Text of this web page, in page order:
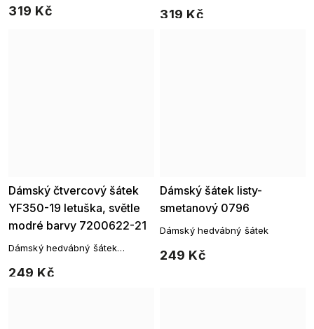
319 Kč 319 Kč
Dámský čtvercový šátek
YF350-19 letuška, světle
modré barvy 7200622-21
249 Kč
Dámský hedvábný šátek
Dámský šátek listy-
smetanový 0796
249 Kč
Dámský hedvábný šátek